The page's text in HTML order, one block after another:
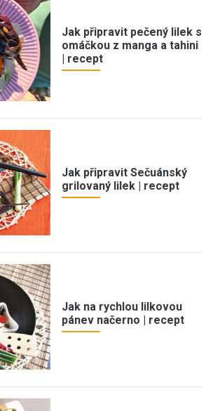
Jak připravit pečený lilek s
omáčkou z manga a tahini
| recept
Jak připravit Sečuánský
grilovaný lilek | recept
Jak na rychlou lilkovou
pánev načerno | recept